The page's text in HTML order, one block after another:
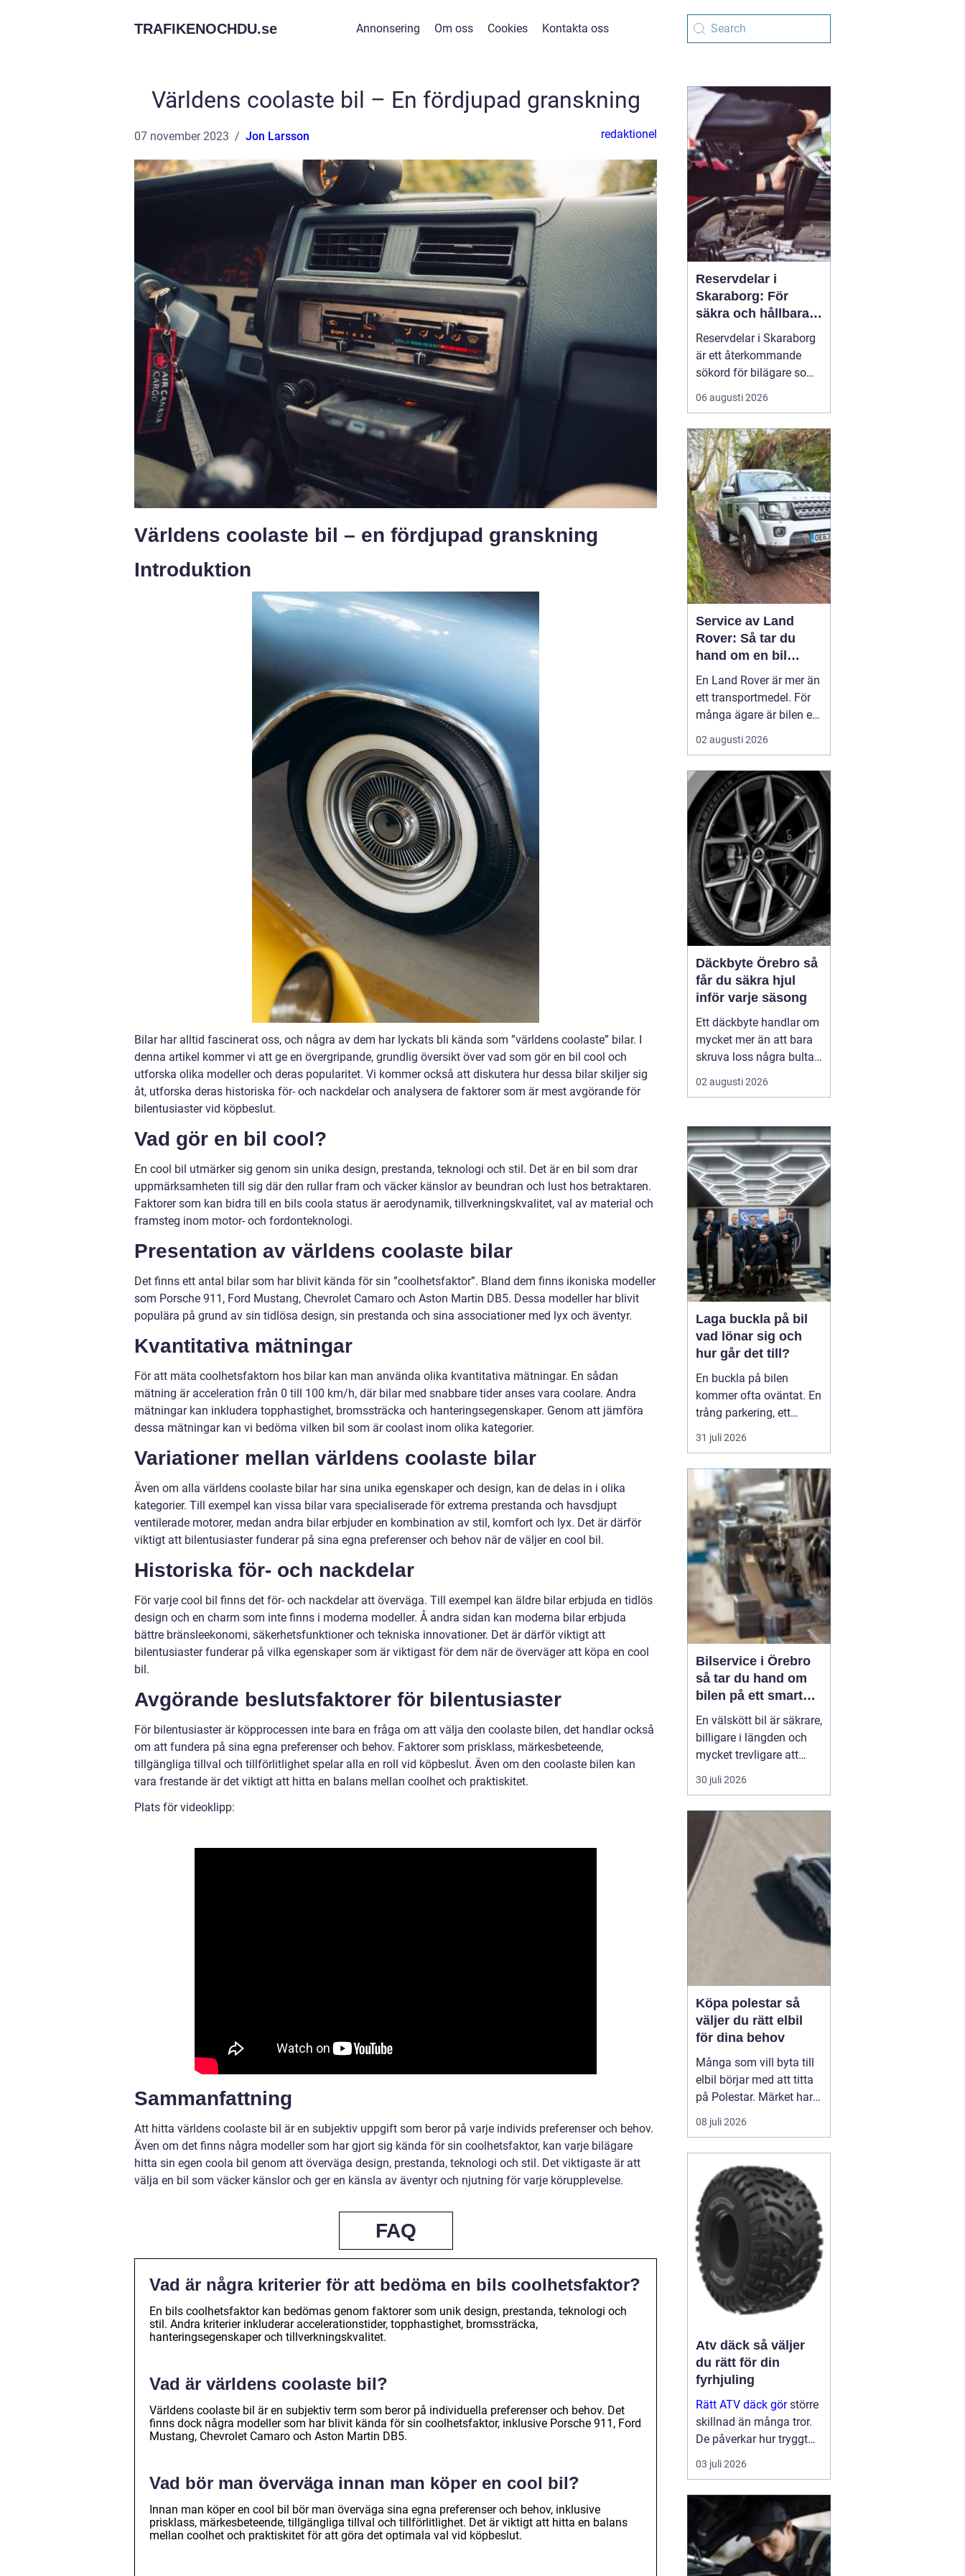
TRAFIKENOCHDU.se Annonsering Om oss Cookies Kontakta oss
Världens coolaste bil – En fördjupad granskning
07 november 2023 Jon Larsson redaktionel
Världens coolaste bil – en fördjupad granskning
Introduktion
Bilar har alltid fascinerat oss, och några av dem har lyckats bli kända som ”världens coolaste” bilar. I
denna artikel kommer vi att ge en övergripande, grundlig översikt över vad som gör en bil cool och
utforska olika modeller och deras popularitet. Vi kommer också att diskutera hur dessa bilar skiljer sig
åt, utforska deras historiska för- och nackdelar och analysera de faktorer som är mest avgörande för
bilentusiaster vid köpbeslut.
Vad gör en bil cool?
En cool bil utmärker sig genom sin unika design, prestanda, teknologi och stil. Det är en bil som drar
uppmärksamheten till sig där den rullar fram och väcker känslor av beundran och lust hos betraktaren.
Faktorer som kan bidra till en bils coola status är aerodynamik, tillverkningskvalitet, val av material och
framsteg inom motor- och fordonteknologi.
Presentation av världens coolaste bilar
Det finns ett antal bilar som har blivit kända för sin ”coolhetsfaktor”. Bland dem finns ikoniska modeller
som Porsche 911, Ford Mustang, Chevrolet Camaro och Aston Martin DB5. Dessa modeller har blivit
populära på grund av sin tidlösa design, sin prestanda och sina associationer med lyx och äventyr.
Kvantitativa mätningar
För att mäta coolhetsfaktorn hos bilar kan man använda olika kvantitativa mätningar. En sådan
mätning är acceleration från 0 till 100 km/h, där bilar med snabbare tider anses vara coolare. Andra
mätningar kan inkludera topphastighet, bromssträcka och hanteringsegenskaper. Genom att jämföra
dessa mätningar kan vi bedöma vilken bil som är coolast inom olika kategorier.
Variationer mellan världens coolaste bilar
Även om alla världens coolaste bilar har sina unika egenskaper och design, kan de delas in i olika
kategorier. Till exempel kan vissa bilar vara specialiserade för extrema prestanda och havsdjupt
ventilerade motorer, medan andra bilar erbjuder en kombination av stil, komfort och lyx. Det är därför
viktigt att bilentusiaster funderar på sina egna preferenser och behov när de väljer en cool bil.
Historiska för- och nackdelar
För varje cool bil finns det för- och nackdelar att överväga. Till exempel kan äldre bilar erbjuda en tidlös
design och en charm som inte finns i moderna modeller. Å andra sidan kan moderna bilar erbjuda
bättre bränsleekonomi, säkerhetsfunktioner och tekniska innovationer. Det är därför viktigt att
bilentusiaster funderar på vilka egenskaper som är viktigast för dem när de överväger att köpa en cool
bil.
Avgörande beslutsfaktorer för bilentusiaster
För bilentusiaster är köpprocessen inte bara en fråga om att välja den coolaste bilen, det handlar också
om att fundera på sina egna preferenser och behov. Faktorer som prisklass, märkesbeteende,
tillgängliga tillval och tillförlitlighet spelar alla en roll vid köpbeslut. Även om den coolaste bilen kan
vara frestande är det viktigt att hitta en balans mellan coolhet och praktiskitet.
Plats för videoklipp:
Sammanfattning
Att hitta världens coolaste bil är en subjektiv uppgift som beror på varje individs preferenser och behov.
Även om det finns några modeller som har gjort sig kända för sin coolhetsfaktor, kan varje bilägare
hitta sin egen coola bil genom att överväga design, prestanda, teknologi och stil. Det viktigaste är att
välja en bil som väcker känslor och ger en känsla av äventyr och njutning för varje körupplevelse.
FAQ
Vad är några kriterier för att bedöma en bils coolhetsfaktor?
En bils coolhetsfaktor kan bedömas genom faktorer som unik design, prestanda, teknologi och
stil. Andra kriterier inkluderar accelerationstider, topphastighet, bromssträcka,
hanteringsegenskaper och tillverkningskvalitet.
Vad är världens coolaste bil?
Världens coolaste bil är en subjektiv term som beror på individuella preferenser och behov. Det
finns dock några modeller som har blivit kända för sin coolhetsfaktor, inklusive Porsche 911, Ford
Mustang, Chevrolet Camaro och Aston Martin DB5.
Vad bör man överväga innan man köper en cool bil?
Innan man köper en cool bil bör man överväga sina egna preferenser och behov, inklusive
prisklass, märkesbeteende, tillgängliga tillval och tillförlitlighet. Det är viktigt att hitta en balans
mellan coolhet och praktiskitet för att göra det optimala val vid köpbeslut.
Reservdelar i
Skaraborg: För
säkra och hållbara
bilar
Reservdelar i Skaraborg
är ett återkommande
sökord för bilägare som
vill hålla bilen i gott
skick utan att betala
regionen vänder sig till
lokala specialister som
bvs.nu när...
06 augusti 2026
Service av Land
Rover: Så tar du
hand om en bil
byggd för tuffa
uppdrag
En Land Rover är mer än
ett transportmedel. För
många ägare är bilen ett
arbetsredskap, ett
fritidsprojekt och en del
spelar service en
avgörande roll. Rätt
skött kan...
02 augusti 2026
Däckbyte Örebro så
får du säkra hjul
inför varje säsong
Ett däckbyte handlar om
mycket mer än att bara
skruva loss några bultar.
För bilägare i Örebro kan
skillnaden mellan bra
tydligt när första
snöfallet kommer, eller
när sommarregnet gör
vägarna hala. Med rätt
kunskap om däck, da...
02 augusti 2026
Laga buckla på bil
vad lönar sig och
hur går det till?
En buckla på bilen
kommer ofta oväntat. En
trång parkering, ett
dörruppslag utanför
mataffären eller ett
Många blir osäkra direkt:
ska man anmäla till
försäkringen, åka till en
plåtverkstad eller går det
att fixa snabbt och smi...
31 juli 2026
Bilservice i Örebro
så tar du hand om
bilen på ett smart
sätt
En välskött bil är säkrare,
billigare i längden och
mycket trevligare att
köra. Trots det väntar
många bilägare i Örebro
och reparationer. I den
här artikeln får du en
enkel genomgång av
hu...
30 juli 2026
Köpa polestar så
väljer du rätt elbil
för dina behov
Många som vill byta till
elbil börjar med att titta
på Polestar. Märket har
blivit en symbol för
modern, elektrisk körning
hållbarhet går hand i
hand. Men hur vet du om
en Polestar passar dig,
och vilken modell som är
rätt val?...
08 juli 2026
Atv däck så väljer
du rätt för din
fyrhjuling
Rätt ATV däck görstörre
skillnad än många tror.
De påverkar hur tryggt
fyrhjulingen beter sig på
väg, hur effektivt den tar
och hur marken under
hjulen mår efteråt. Med
ge...
03 juli 2026